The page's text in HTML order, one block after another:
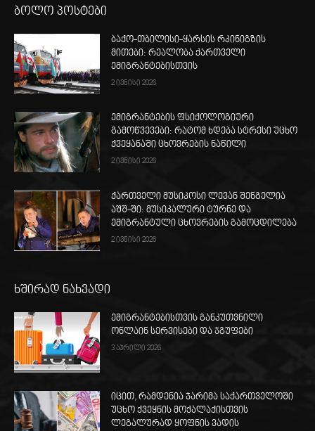
ბოლო პოსტები
ბაქო-თბილისი-ყარსის რკინიგზის
მითები: რეალობა ქართველი
ემიგრანტებისთვის
2 ივნისი 2026
ემიგრანტების ფსიქოლოგიური
გამოწვევები: რატომ ხდება სტრესი უცხო
ქვეყანაში ცხოვრების ნაწილი
2 ივნისი 2026
ქართველი მუსიკოსი ლევან შენგელია
აშშ-ში: მუსიკალური ტურნე და
ემიგრანტული ცხოვრების გამოცდილება
2 ივნისი 2026
ხშირად ნახვადი
ემიგრანტებისთვის განკუთვნილი
ონლაინ სერვისები და ჯგუფები
3 აპრილი 2026
იცით, რამდენია ჯარიმა საქართველოში
უცხო ქვეყნის მოქალაქისთვის
ლეგალურად ყოფნის ვადის